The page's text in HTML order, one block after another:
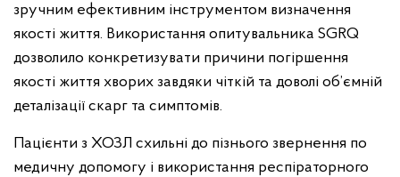
зручним ефективним інструментом визначення
якості життя. Використання опитувальника SGRQ
дозволило конкретизувати причини погіршення
якості життя хворих завдяки чіткій та доволі об’ємній
деталізації скарг та симптомів.
Пацієнти з ХОЗЛ схильні до пізнього звернення по
медичну допомогу і використання респіраторного